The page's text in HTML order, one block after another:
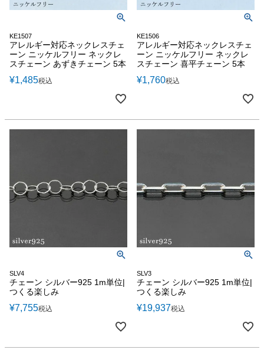
KE1507
アレルギー対応ネックレスチェ
ーン ニッケルフリー ネックレ
スチェーン あずきチェーン 5本
¥1,485税込
KE1506
アレルギー対応ネックレスチェ
ーン ニッケルフリー ネックレ
スチェーン 喜平チェーン 5本
¥1,760税込
SLV4
チェーン シルバー925 1m単位|
つくる楽しみ
¥7,755税込
SLV3
チェーン シルバー925 1m単位|
つくる楽しみ
¥19,937税込